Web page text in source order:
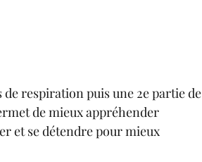
de respiration puis une 2e partie de
de mieux appréhender
et se détendre pour mieux